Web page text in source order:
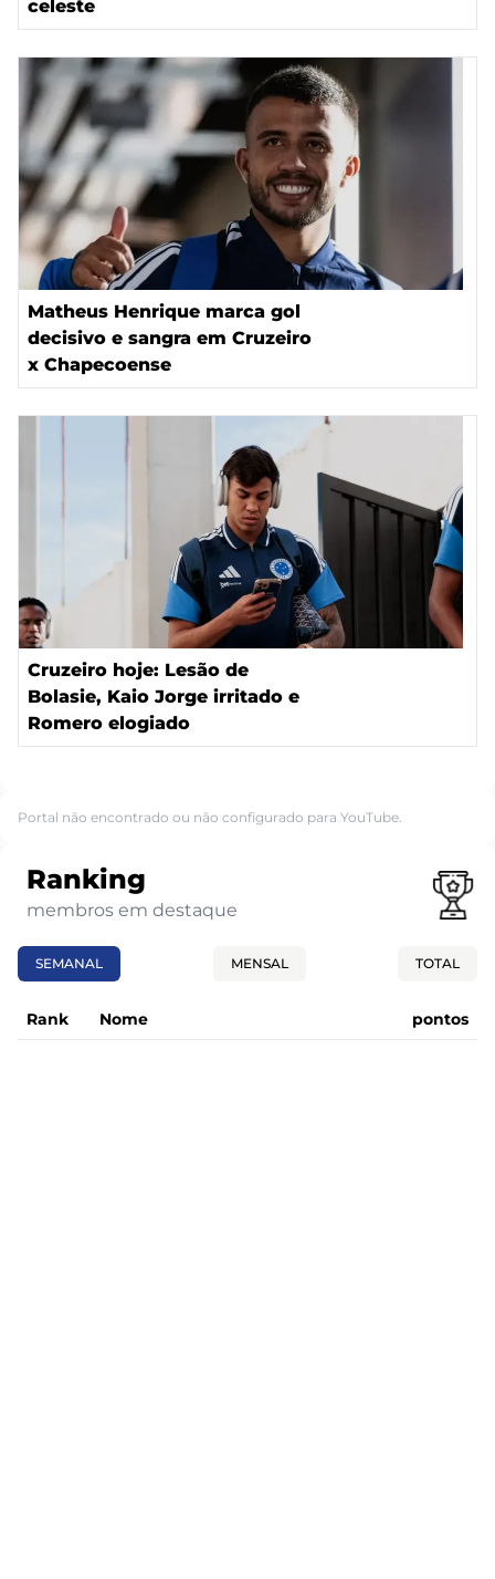
celeste
Matheus Henrique marca gol
decisivo e sangra em Cruzeiro
x Chapecoense
Cruzeiro hoje: Lesão de
Bolasie, Kaio Jorge irritado e
Romero elogiado
Portal não encontrado ou não configurado para YouTube.
Ranking
membros em destaque
SEMANAL MENSAL TOTAL
Rank Nome pontos